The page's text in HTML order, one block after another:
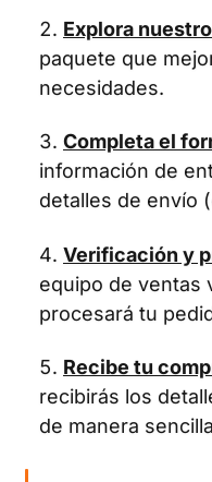
Explora
paquete que
necesidades.
Completa el
información de
detalles de envío
Verificación y
equipo de ventas
procesará tu
Recibe tu
recibirás los
de manera